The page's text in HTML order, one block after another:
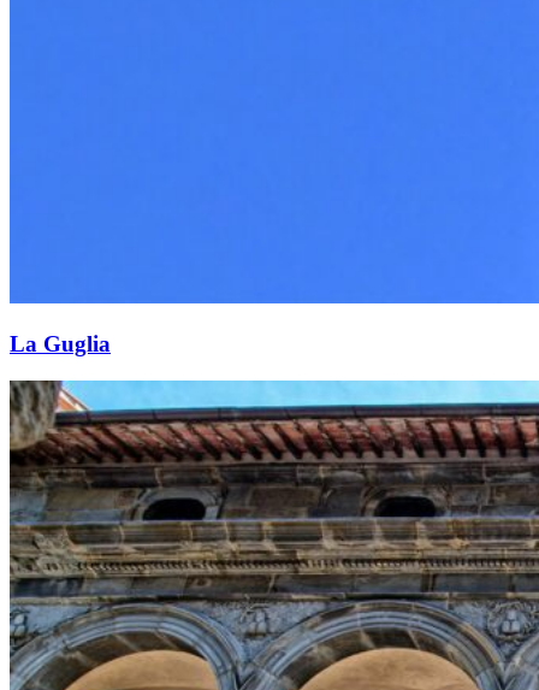
La Guglia